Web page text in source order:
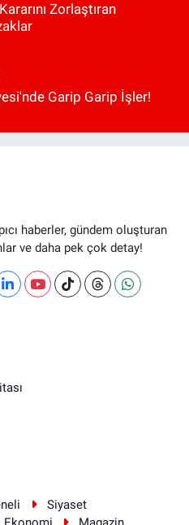
Zorlaştıran
Garip Garip İşler!
haberler, gündem oluşturan
ve daha pek çok detay!
Siyaset